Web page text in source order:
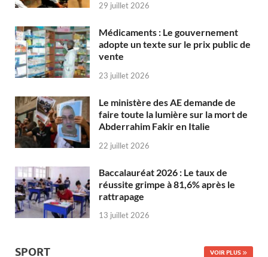
29 juillet 2026
Médicaments : Le gouvernement
adopte un texte sur le prix public de
vente
23 juillet 2026
Le ministère des AE demande de
faire toute la lumière sur la mort de
Abderrahim Fakir en Italie
22 juillet 2026
Baccalauréat 2026 : Le taux de
réussite grimpe à 81,6% après le
rattrapage
13 juillet 2026
SPORT VOIR PLUS